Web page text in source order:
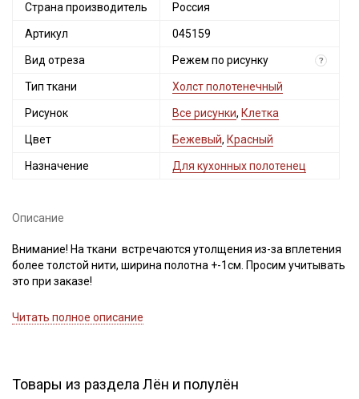
Страна производитель Россия
Артикул 045159
Вид отреза Режем по рисунку ?
Тип ткани Холст полотенечный
Рисунок Все рисунки, Клетка
Цвет Бежевый, Красный
Назначение Для кухонных полотенец
Описание
Внимание! На ткани встречаются утолщения из-за вплетения
более толстой нити, ширина полотна +-1см. Просим учитывать
это при заказе!
Холст полотенечный - это узкая ткань с плотной кромкой,
выраженного раппорта). Тактильно ткань приятная, хорошо
впитывает влагу, быстро сохнет, кромка плотная, при пошиве
Читать полное описание
Товары из раздела Лён и полулён
Мы публикуем здесь дополнительные
промокоды и скидки до 30% на узкие
Электронная почта
Подписаться
данных
ДаюСогласие на получение рекламных и
информационных рассылок